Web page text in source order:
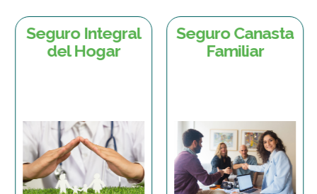
Seguro Integral
del Hogar
Seguro Canasta
Familiar